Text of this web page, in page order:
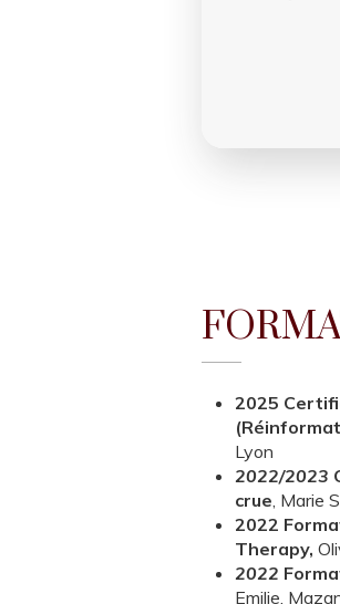
2025
Lyon
2022/2023
crue, Marie
2022
Therapy,
2022
Emilie,